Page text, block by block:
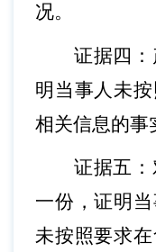
况。
证据四
明当事人未
相关信息的事
证据五
一份，证明
未按照要求